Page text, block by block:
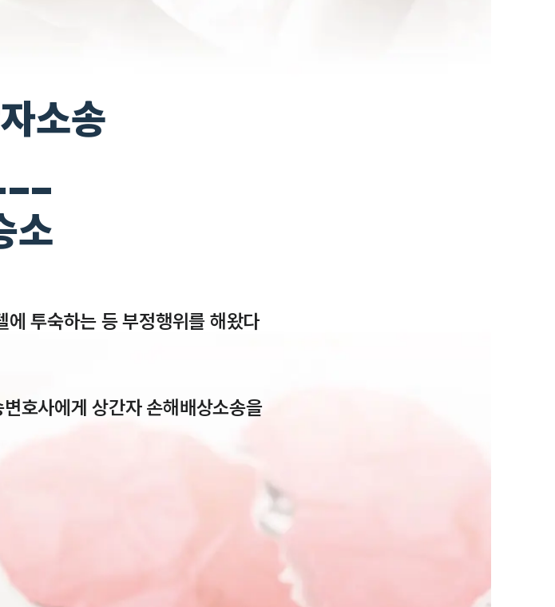
소송
소
투숙하는 등 부정행위를 해왔다
호사에게 상간자 손해배상소송을